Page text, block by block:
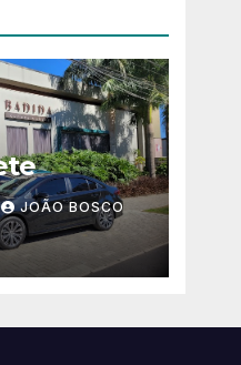
JOÃO BOSCO